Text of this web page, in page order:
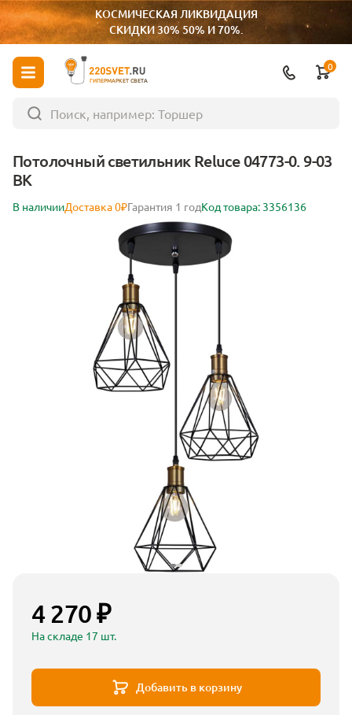
КОСМИЧЕСКАЯ ЛИКВИДАЦИЯ
СКИДКИ 30% 50% И 70%.
ГИПЕРМАРКЕТ СВЕТА
0
Потолочный светильник Reluce 04773-0. 9-03
BK
В наличииДоставка 0₽Гарантия 1 годКод товара: 3356136
4 270 ₽
На складе 17 шт.
Добавить в корзину